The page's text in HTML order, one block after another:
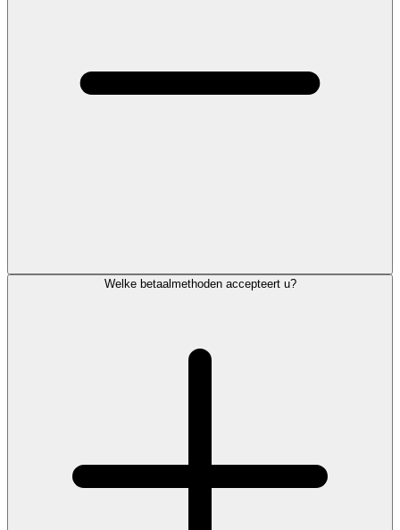
Welke betaalmethoden accepteert u?